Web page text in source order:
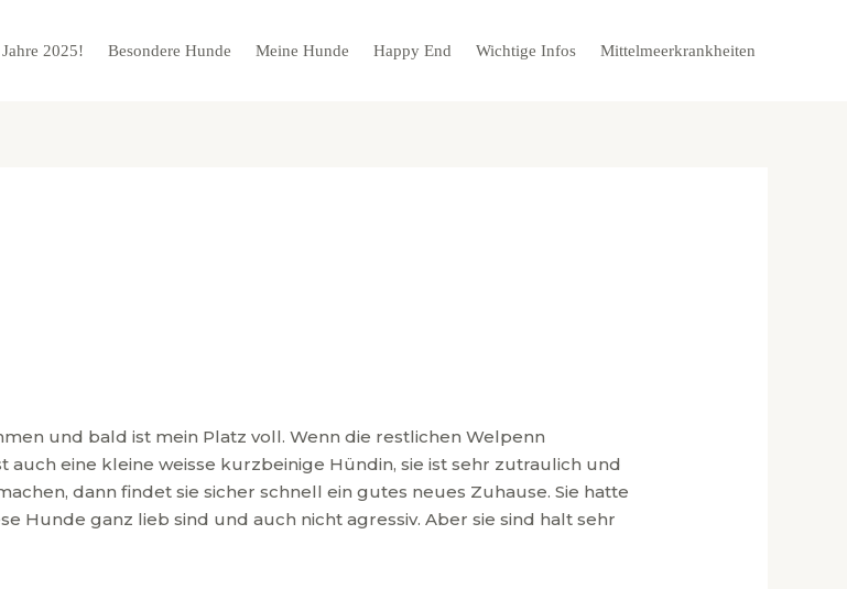
2025! Besondere Hunde Meine Hunde Happy End Wichtige Infos Mittelmeerkrankheiten
und bald ist mein Platz voll. Wenn die restlichen Welpenn
auch eine kleine weisse kurzbeinige Hündin, sie ist sehr zutraulich und
dann findet sie sicher schnell ein gutes neues Zuhause. Sie hatte
Hunde ganz lieb sind und auch nicht agressiv. Aber sie sind halt sehr